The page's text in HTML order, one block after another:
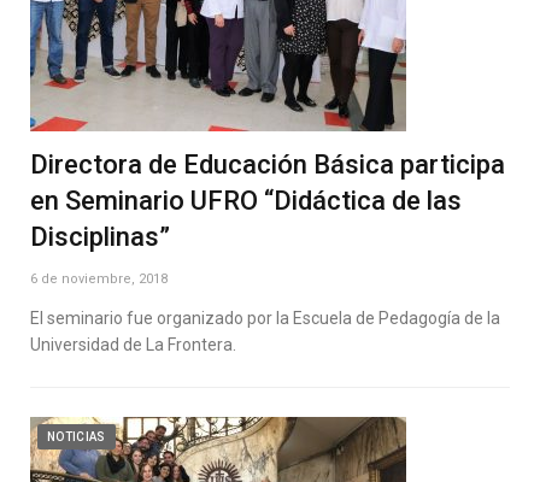
Directora de Educación Básica participa
en Seminario UFRO “Didáctica de las
Disciplinas”
6 de noviembre, 2018
El seminario fue organizado por la Escuela de Pedagogía de la
Universidad de La Frontera.
NOTICIAS